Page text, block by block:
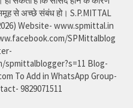
से अच्छे संबंध हो। S.P.MITTAL
Website- www.spmittal.in
SPMittalblog
Blog-
To Add in WhatsApp Group-
9829071511